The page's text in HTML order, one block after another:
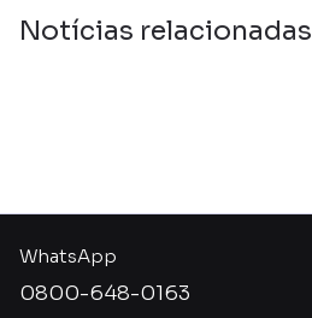
Notícias relacionadas
WhatsApp
0800-648-0163